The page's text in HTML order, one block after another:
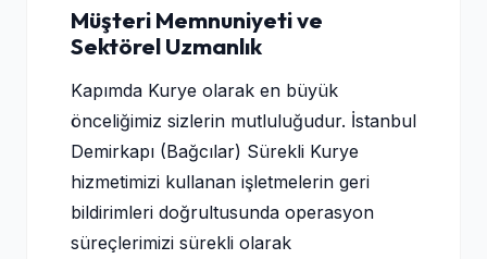
Müşteri Memnuniyeti ve
Sektörel Uzmanlık
Kapımda Kurye olarak en büyük
önceliğimiz sizlerin mutluluğudur. İstanbul
Demirkapı (Bağcılar) Sürekli Kurye
hizmetimizi kullanan işletmelerin geri
bildirimleri doğrultusunda operasyon
süreçlerimizi sürekli olarak